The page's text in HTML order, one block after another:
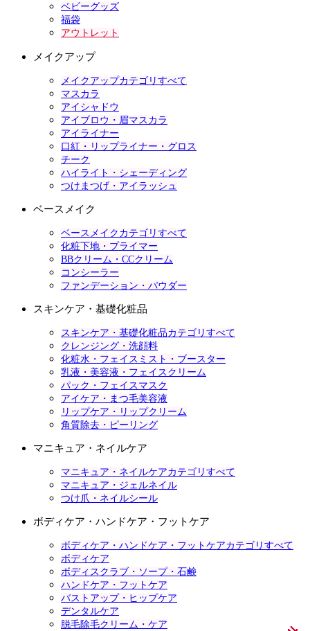
ベビーグッズ
福袋
アウトレット
メイクアップ
メイクアップカテゴリすべて
マスカラ
アイシャドウ
アイブロウ・眉マスカラ
アイライナー
口紅・リップライナー・グロス
チーク
ハイライト・シェーディング
つけまつげ・アイラッシュ
ベースメイク
ベースメイクカテゴリすべて
化粧下地・プライマー
BBクリーム・CCクリーム
コンシーラー
ファンデーション・パウダー
スキンケア・基礎化粧品
スキンケア・基礎化粧品カテゴリすべて
クレンジング・洗顔料
化粧水・フェイスミスト・ブースター
乳液・美容液・フェイスクリーム
パック・フェイスマスク
アイケア・まつ毛美容液
リップケア・リップクリーム
角質除去・ピーリング
マニキュア・ネイルケア
マニキュア・ネイルケアカテゴリすべて
マニキュア・ジェルネイル
つけ爪・ネイルシール
ボディケア・ハンドケア・フットケア
ボディケア・ハンドケア・フットケアカテゴリすべて
ボディケア
ボディスクラブ・ソープ・石鹸
ハンドケア・フットケア
バストアップ・ヒップケア
デンタルケア
脱毛除毛クリーム・ケア